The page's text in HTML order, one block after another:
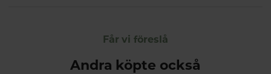
Får vi föreslå
Andra köpte också